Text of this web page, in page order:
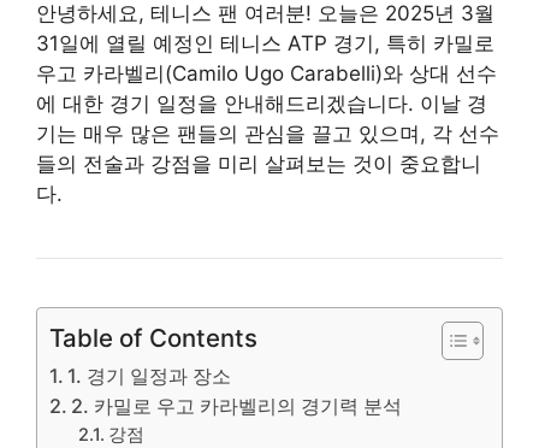
안녕하세요, 테니스 팬 여러분! 오늘은 2025년 3월
31일에 열릴 예정인 테니스 ATP 경기, 특히 카밀로
우고 카라벨리(Camilo Ugo Carabelli)와 상대 선수
에 대한 경기 일정을 안내해드리겠습니다. 이날 경
기는 매우 많은 팬들의 관심을 끌고 있으며, 각 선수
들의 전술과 강점을 미리 살펴보는 것이 중요합니
다.
Table of Contents
1. 경기 일정과 장소
2. 카밀로 우고 카라벨리의 경기력 분석
강점